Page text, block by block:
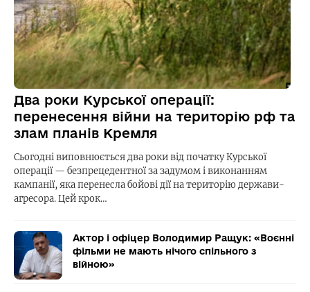
Два роки Курської операції:
перенесення війни на територію рф та
злам планів Кремля
Сьогодні виповнюється два роки від початку Курської
операції — безпрецедентної за задумом і виконанням
кампанії, яка перенесла бойові дії на територію держави-
агресора. Цей крок…
Актор і офіцер Володимир Ращук: «Воєнні
фільми не мають нічого спільного з
війною»